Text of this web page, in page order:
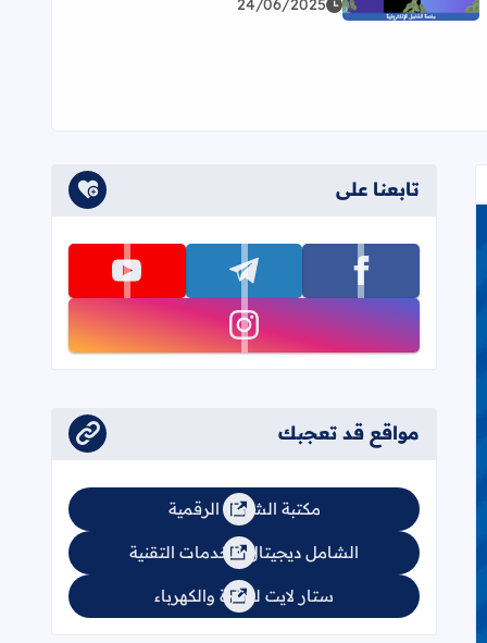
24/06/2025
تابعنا على
تابعنا على facebook تابعنا على telegram تابعنا على youtube
تابعنا على instagram
مواقع قد تعجبك
مكتبة الشامل الرقمية
الشامل ديجيتال للخدمات التقنية
ستار لايت للإنارة والكهرباء